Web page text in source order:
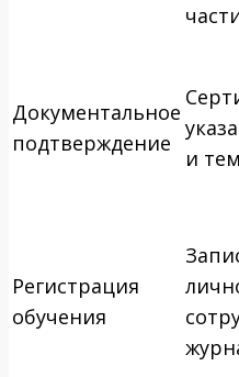
Документальное
подтверждение
и
Регистрация
обучения